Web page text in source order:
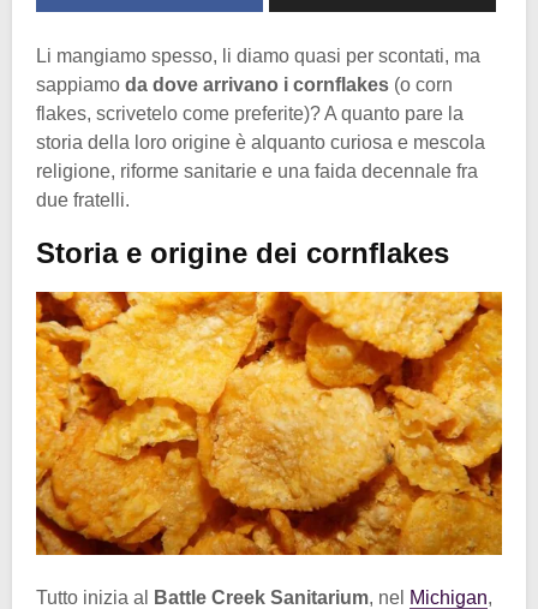
Li mangiamo spesso, li diamo quasi per scontati, ma
sappiamo da dove arrivano i cornflakes (o corn
flakes, scrivetelo come preferite)? A quanto pare la
storia della loro origine è alquanto curiosa e mescola
religione, riforme sanitarie e una faida decennale fra
due fratelli.
Storia e origine dei cornflakes
Tutto inizia al Battle Creek Sanitarium, nel Michigan,